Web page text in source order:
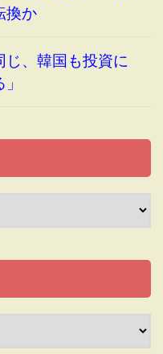
換か
、韓国も投資に